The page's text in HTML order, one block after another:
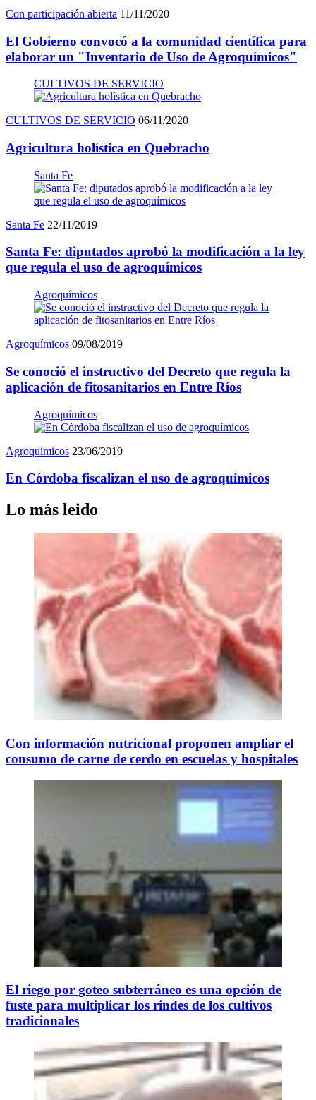
Con participación abierta 11/11/2020
El Gobierno convocó a la comunidad científica para
elaborar un "Inventario de Uso de Agroquímicos"
CULTIVOS DE SERVICIO
CULTIVOS DE SERVICIO 06/11/2020
Agricultura holística en Quebracho
Santa Fe
Santa Fe 22/11/2019
Santa Fe: diputados aprobó la modificación a la ley
que regula el uso de agroquímicos
Agroquímicos
Agroquímicos 09/08/2019
Se conoció el instructivo del Decreto que regula la
aplicación de fitosanitarios en Entre Ríos
Agroquímicos
Agroquímicos 23/06/2019
En Córdoba fiscalizan el uso de agroquímicos
Lo más leido
Con información nutricional proponen ampliar el
consumo de carne de cerdo en escuelas y hospitales
El riego por goteo subterráneo es una opción de
fuste para multiplicar los rindes de los cultivos
tradicionales